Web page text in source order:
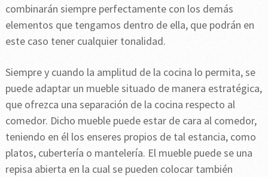
combinarán siempre perfectamente con los demás
elementos que tengamos dentro de ella, que podrán en
este caso tener cualquier tonalidad.
Siempre y cuando la amplitud de la cocina lo permita, se
puede adaptar un mueble situado de manera estratégica,
que ofrezca una separación de la cocina respecto al
comedor. Dicho mueble puede estar de cara al comedor,
teniendo en él los enseres propios de tal estancia, como
platos, cubertería o mantelería. El mueble puede se una
repisa abierta en la cual se pueden colocar también